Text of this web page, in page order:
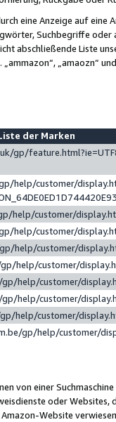
eine Anzeige auf
Suchbegriffe
abschließende Liste
„amaozn“
der Marken
gp/
help/customer/
help/customer/
help/customer/
help/customer/
help/customer/
help/customer/
help/customer/
help/customer/
gp/help/customer/
von einer
oder Websites,
Website